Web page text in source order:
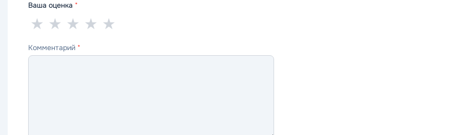
Ваша оценка *
5
—
★
4
—
★
3
—
★
2
—
★
1
—
★
Комментарий *